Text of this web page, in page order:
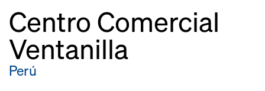
Centro Comercial
Ventanilla
Perú